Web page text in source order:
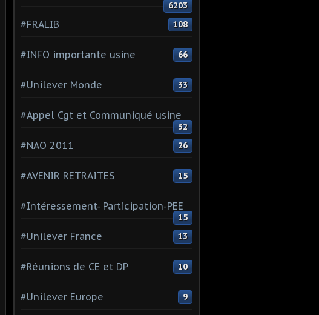
6203
#FRALIB 108
#INFO importante usine 66
#Unilever Monde 33
#Appel Cgt et Communiqué usine
32
#NAO 2011 26
#AVENIR RETRAITES 15
#Intéressement- Participation-PEE
15
#Unilever France 13
#Réunions de CE et DP 10
#Unilever Europe 9